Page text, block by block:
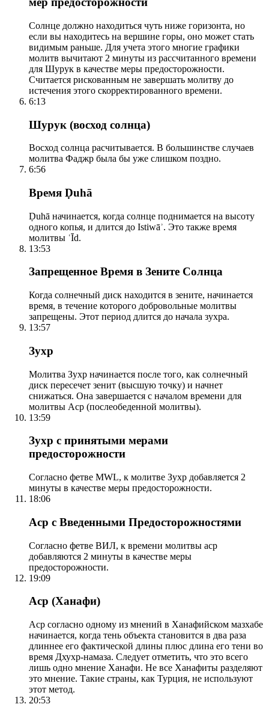
Солнце должно находиться чуть ниже горизонта, но
если вы находитесь на вершине горы, оно может стать
видимым раньше. Для учета этого многие графики
молитв вычитают 2 минуты из рассчитанного времени
для Шурук в качестве меры предосторожности.
Считается рискованным не завершать молитву до
истечения этого скорректированного времени.
6:13
Шурук (восход солнца)
Восход солнца расчитывается. В большинстве случаев
молитва Фаджр была бы уже слишком поздно.
6:56
Время Ḍuhā
Ḍuhā начинается, когда солнце поднимается на высоту
одного копья, и длится до Istiwāʾ. Это также время
молитвы ʿĪd.
13:53
Запрещенное Время в Зените Солнца
Когда солнечный диск находится в зените, начинается
время, в течение которого добровольные молитвы
запрещены. Этот период длится до начала зухра.
13:57
Зухр
Молитва Зухр начинается после того, как солнечный
диск пересечет зенит (высшую точку) и начнет
снижаться. Она завершается с началом времени для
молитвы Аср (послеобеденной молитвы).
13:59
Зухр с принятыми мерами
предосторожности
Согласно фетве MWL, к молитве Зухр добавляется 2
минуты в качестве меры предосторожности.
18:06
Аср с Введенными Предосторожностями
Согласно фетве ВИЛ, к времени молитвы аср
добавляются 2 минуты в качестве меры
предосторожности.
19:09
Аср (Ханафи)
Аср согласно одному из мнений в Ханафийском мазхабе
начинается, когда тень объекта становится в два раза
длиннее его фактической длины плюс длина его тени во
время Дхухр-намаза. Следует отметить, что это всего
лишь одно мнение Ханафи. Не все Ханафиты разделяют
это мнение. Такие страны, как Турция, не используют
этот метод.
20:53